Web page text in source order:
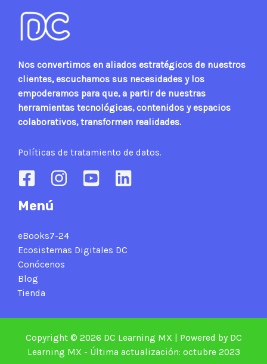
Nos convertimos en aliados estratégicos de nuestros
clientes, escuchamos sus necesidades y los
empoderamos para que, a partir de nuestras
herramientas tecnológicas, contenidos y espacios
colaborativos, transformen realidades.
Políticas de tratamiento de datos.
Menú
eBooks7-24
Ecosistemas Digitales DC
Conócenos
Blog
Tienda
Copyright © 2026 DC Learning MX | Powered by DC
Learning MX - Última actualización: octubre 2023